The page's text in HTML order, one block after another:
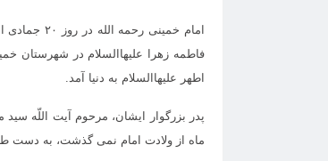
فاطمه زهرا علیهاالسلام در شهرستان
اطهر علیهاالسلام به دنیا آمد.
ماه از ولادت امام نمی گذشت، به دست